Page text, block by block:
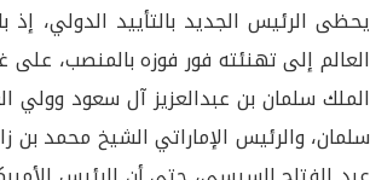
يحظى الرئيس الجديد بالتأييد الدولي، إذ
العالم إلى تهنئته فور فوزه بالمنصب، على
الملك سلمان بن عبدالعزيز آل سعود وولي
سلمان، والرئيس الإماراتي الشيخ محمد بن